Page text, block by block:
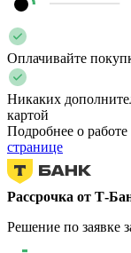
Оплачивайте
Никаких
картой
Подробнее о
странице
Рассрочка от Т-
Решение по заявке